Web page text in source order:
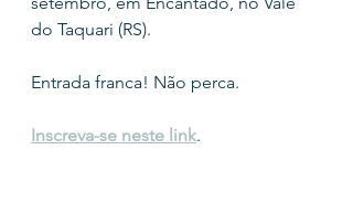
do Taquari (RS).
Entrada franca! Não perca.
Inscreva-se neste link.